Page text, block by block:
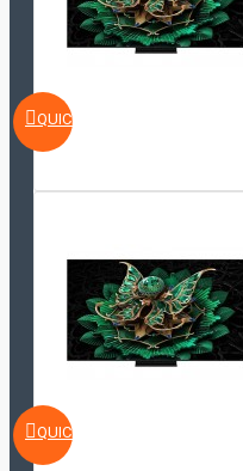
QUICKVIEW
QUICKVIEW